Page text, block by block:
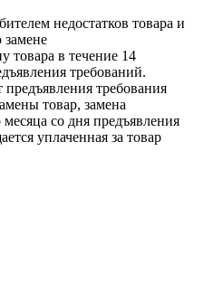
недостатков товара и
замене
товара в течение 14
требований.
требования
товар, замена
со дня предъявления
уплаченная за товар